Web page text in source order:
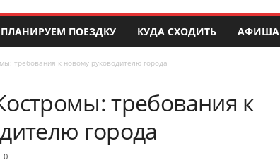
ПЛАНИРУЕМ ПОЕЗДКУ КУДА СХОДИТЬ АФИША
требования к новому руководителю города
требования к
города
0